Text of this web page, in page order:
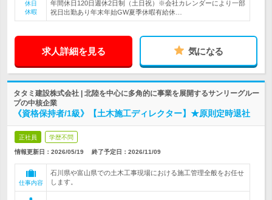
休日
休暇
年間休日120日週休2日制（土日祝）※会社カレンダーにより一部
祝日出勤あり年末年始GW夏季休暇有給休…
求人詳細を見る 気になる
タタミ建設株式会社 | 北陸を中心に多角的に事業を展開するサンリーグルー
プの中核企業
《資格保持者/1級》【土木施工ディレクター】★原則定時退社
正社員 学歴不問
情報更新日：2026/05/19 終了予定日： 2026/11/09
仕事内容
石川県や富山県での土木工事現場における施工管理全般をお任せ
します。